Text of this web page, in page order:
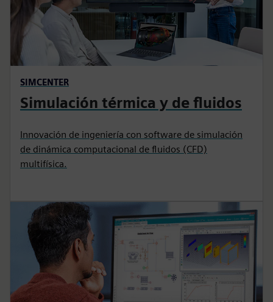
SIMCENTER
Simulación térmica y de fluidos
Innovación de ingeniería con software de simulación
de dinámica computacional de fluidos (CFD)
multifísica.